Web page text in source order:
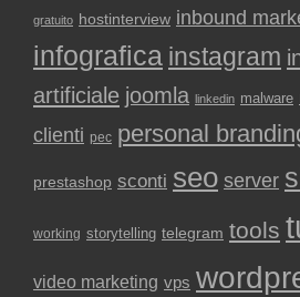
gratuito hostinterview inbound
infografica instagram
artificiale joomla linkedin malware
clienti pec personal
prestashop sconti seo server
working storytelling telegram tools
video marketing vps